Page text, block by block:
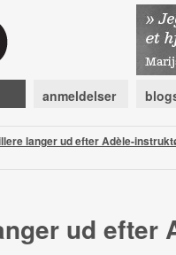
anmeldelser
langer ud efter Adèle-
ud efter